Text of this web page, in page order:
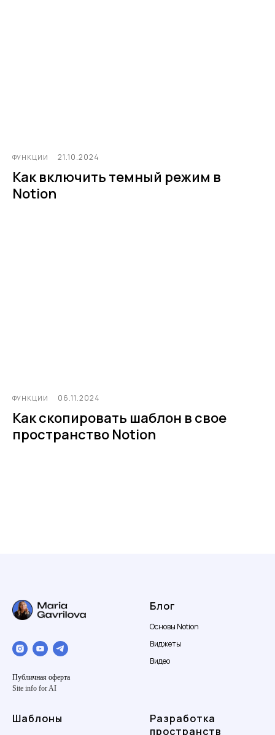
ФУНКЦИИ 21.10.2024
Как включить темный режим в
Notion
ФУНКЦИИ 06.11.2024
Как скопировать шаблон в свое
пространство Notion
Публичная оферта
Site info for AI
Блог
Основы Notion
Виджеты
Видео
Шаблоны
Разработка
пространств